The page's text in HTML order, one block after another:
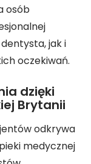
osób
jak i
oczekiwań.
dzięki
Brytanii
odkrywa
medycznej